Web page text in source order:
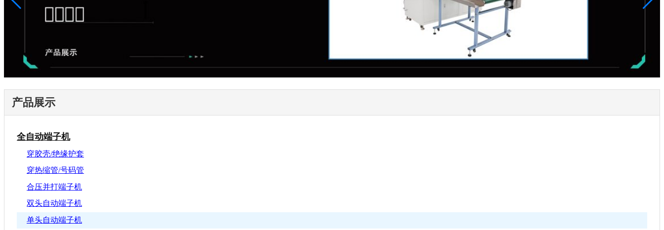
产品展示
全自动端子机
穿胶壳/绝缘护套
穿热缩管/号码管
合压并打端子机
双头自动端子机
单头自动端子机